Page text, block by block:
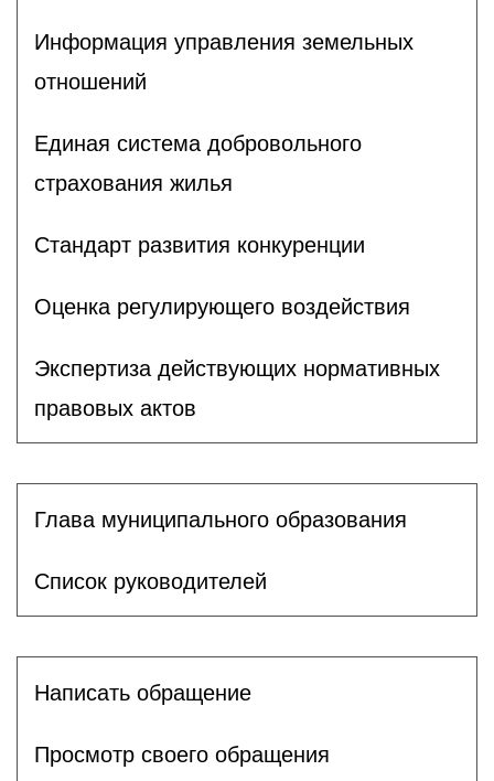
Информация управления земельных
отношений
Единая система добровольного
страхования жилья
Стандарт развития конкуренции
Оценка регулирующего воздействия
Экспертиза действующих нормативных
правовых актов
Глава муниципального образования
Список руководителей
Написать обращение
Просмотр своего обращения